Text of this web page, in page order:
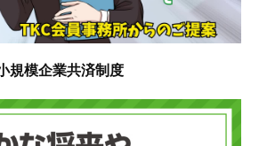
規模企業共済制度